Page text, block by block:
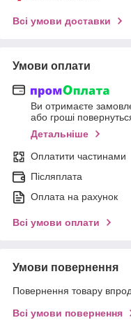
Всі умови доставки
Умови оплати
Ви отримаєте
або гроші
Детальніше
Оплатити частинами
Післяплата
Оплата на рахунок
Всі умови оплати
Умови повернення
Повернення товару
Всі умови повернення